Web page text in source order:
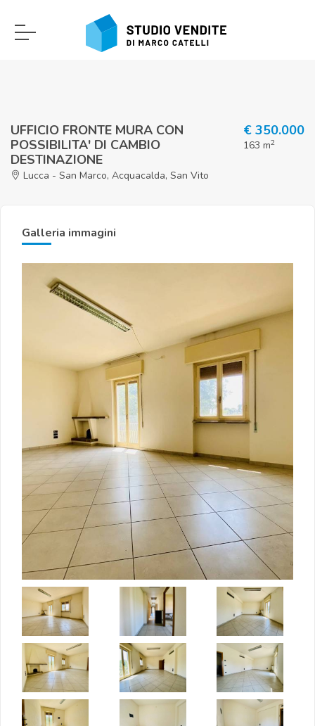
UFFICIO FRONTE MURA CON
POSSIBILITA' DI CAMBIO
DESTINAZIONE
Lucca - San Marco, Acquacalda, San Vito
€ 350.000
163 m2
Galleria immagini